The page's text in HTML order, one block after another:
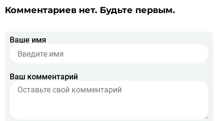
Комментариев нет. Будьте первым.
Ваше имя
Ваш комментарий